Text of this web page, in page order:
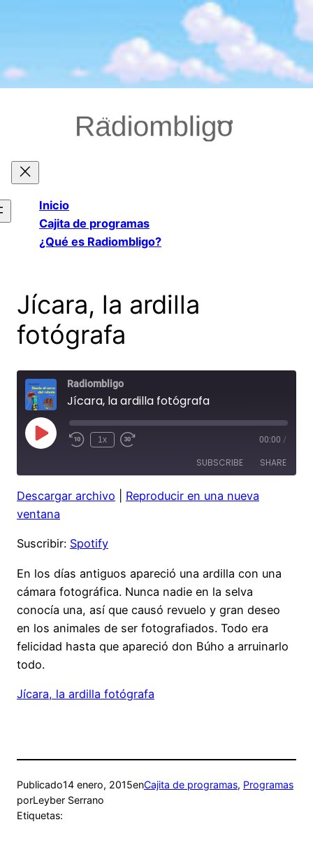
Inicio
Cajita de programas
¿Qué es Radiombligo?
Jícara, la ardilla
fotógrafa
Radiombligo
Jícara, la ardilla fotógrafa
Play
Episode Rewind
1x
Fast
seconds
00:00 /
SUBSCRIBE SHARE
Spotify
SHARE
Descargar archivo
Reproducir en una nueva
ventana
Suscribir: Spotify
En los días antiguos apareció una ardilla con una
cámara fotográfica. Nunca nadie en la selva
conocía una, así que causó revuelo y gran deseo
en los animales de ser fotografiados. Todo era
felicidad hasta que apareció don Búho a arruinarlo
todo.
Jícara, la ardilla fotógrafa
Publicado14 enero, 2015enCajita de programas, Programas
porLeyber Serrano
Etiquetas: